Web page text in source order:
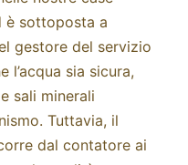
è sottoposta a
gestore del servizio
l’acqua sia sicura,
sali minerali
Tuttavia, il
dal contatore ai